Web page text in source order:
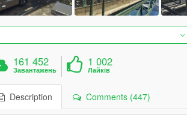
161 452
Завантажень
1 002
Лайків
Description Comments (447)